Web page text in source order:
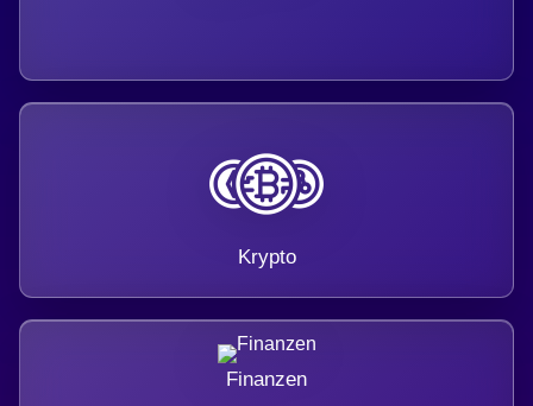
Krypto
Finanzen